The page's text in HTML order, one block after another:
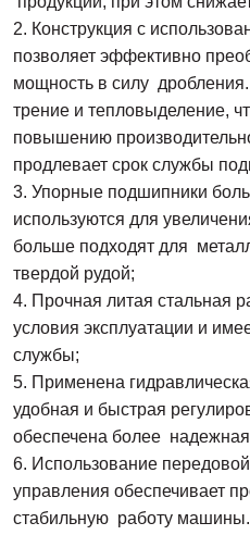
2. Конструкция с
позволяет эффективно
мощность в силу
трение и тепловыделение,
повышению
продлевает срок службы
3. Упорные подшипники
используются для
больше подходят для
твердой рудой;
4. Прочная литая стальная
условия эксплуатации и
службы;
5. Применена
удобная и быстрая
обеспечена более надежная
6. Использование
управления обеспечивает
стабильную работу машины.